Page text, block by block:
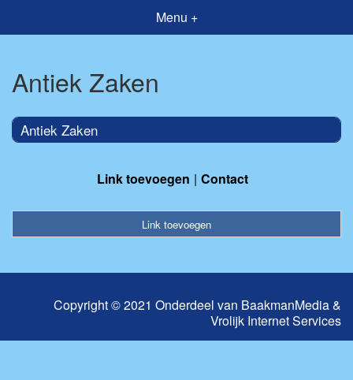
Menu +
Antiek Zaken
Antiek Zaken
Link toevoegen Contact
Link toevoegen
Copyright © 2021 Onderdeel van BaakmanMedia&
Vrolijk Internet Services